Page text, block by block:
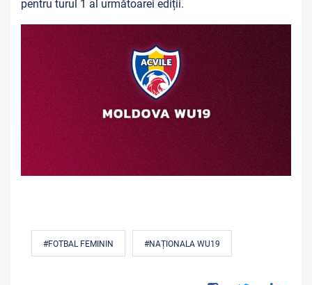
pentru turul 1 al următoarei ediții.
#FOTBAL FEMININ #NAȚIONALA WU19